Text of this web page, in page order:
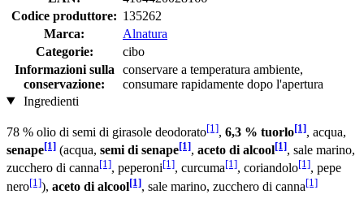
Codice produttore: 135262
Marca:
Alnatura
Categorie:
cibo
Informazioni sulla
conservazione:
conservare a temperatura ambiente,
consumare rapidamente dopo l'apertura
Ingredienti
78 % olio di semi di girasole deodorato[1], 6,3 % tuorlo[1], acqua,
senape[1] (acqua, semi di senape[1], aceto di alcool[1], sale marino,
zucchero di canna[1], peperoni[1], curcuma[1], coriandolo[1], pepe
nero[1]), aceto di alcool[1], sale marino, zucchero di canna[1]